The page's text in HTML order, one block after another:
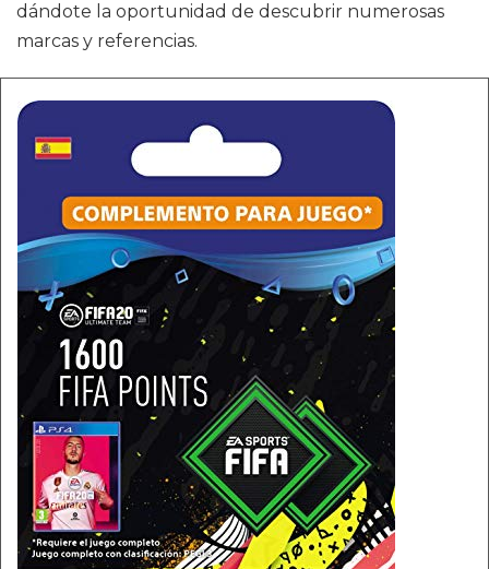
dándote la oportunidad de descubrir numerosas
marcas y referencias.